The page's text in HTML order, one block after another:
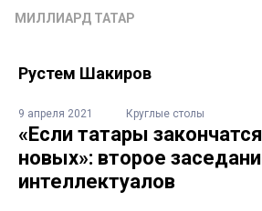
МИЛЛИАРД ТАТАР
Рустем Шакиров
9 апреля 2021 Круглые столы
«Если татары
новых»: второе
интеллектуалов